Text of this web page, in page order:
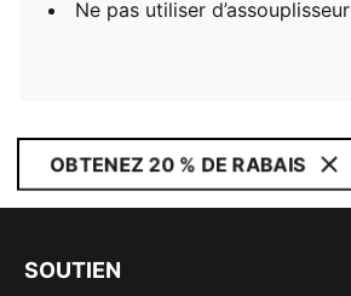
Ne pas utiliser d’assouplisseur
OBTENEZ 20 % DE RABAIS
SOUTIEN